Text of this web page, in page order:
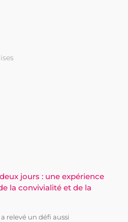
jours : une expérience
la convivialité et de la
relevé un défi aussi